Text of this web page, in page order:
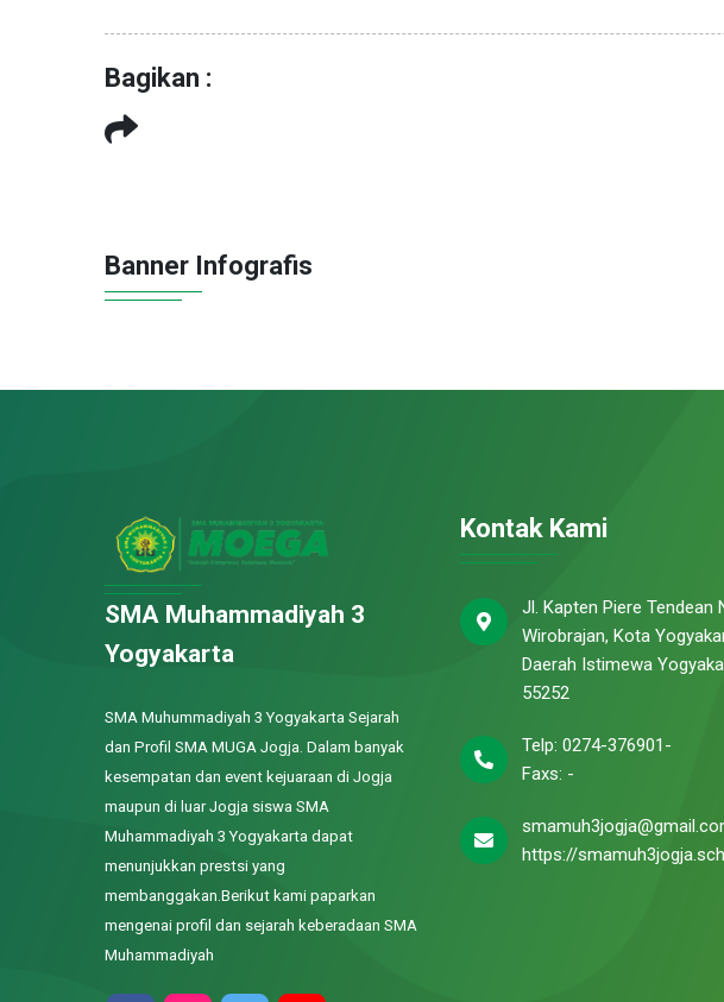
Bagikan :
Banner Infografis
SMA Muhammadiyah 3
Yogyakarta
SMA Muhummadiyah 3 Yogyakarta Sejarah
dan Profil SMA MUGA Jogja. Dalam banyak
kesempatan dan event kejuaraan di Jogja
maupun di luar Jogja siswa SMA
Muhammadiyah 3 Yogyakarta dapat
menunjukkan prestsi yang
membanggakan.Berikut kami paparkan
mengenai profil dan sejarah keberadaan SMA
Muhammadiyah
Kontak Kami
Jl. Kapten Piere Tendean
Wirobrajan, Kota
Daerah Istimewa
55252
Telp: 0274-376901-
Faxs: -
https://